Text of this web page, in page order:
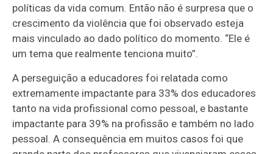
políticas da vida comum. Então não é surpresa que o
crescimento da violência que foi observado esteja
mais vinculado ao dado político do momento. “Ele é
um tema que realmente tenciona muito”.
A perseguição a educadores foi relatada como
extremamente impactante para 33% dos educadores
tanto na vida profissional como pessoal, e bastante
impactante para 39% na profissão e também no lado
pessoal. A consequência em muitos casos foi que